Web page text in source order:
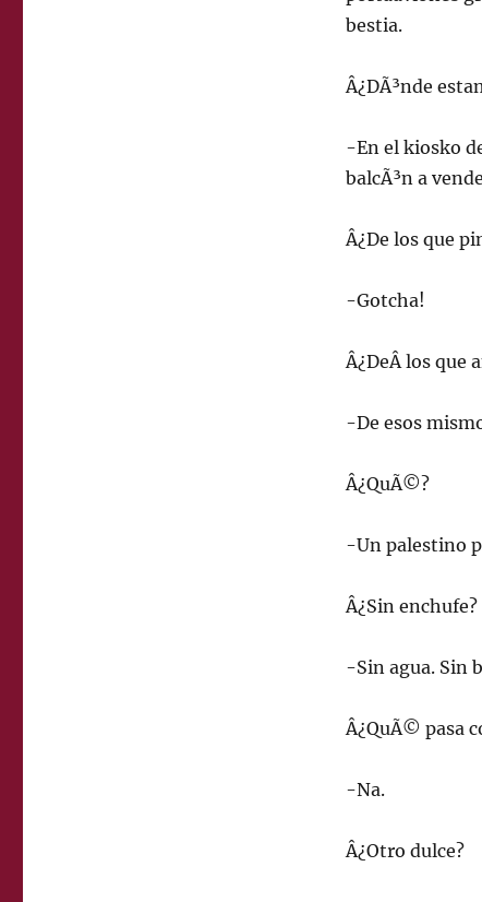
bestia.
Â¿DÃ³nde
-En el kiosko
balcÃ³n a
Â¿De los que
-Gotcha!
Â¿DeÂ los que
-De esos
Â¿QuÃ©?
-Un palestino
Â¿Sin enchufe?
-Sin agua. Sin
Â¿QuÃ© pasa
-Na.
Â¿Otro dulce?